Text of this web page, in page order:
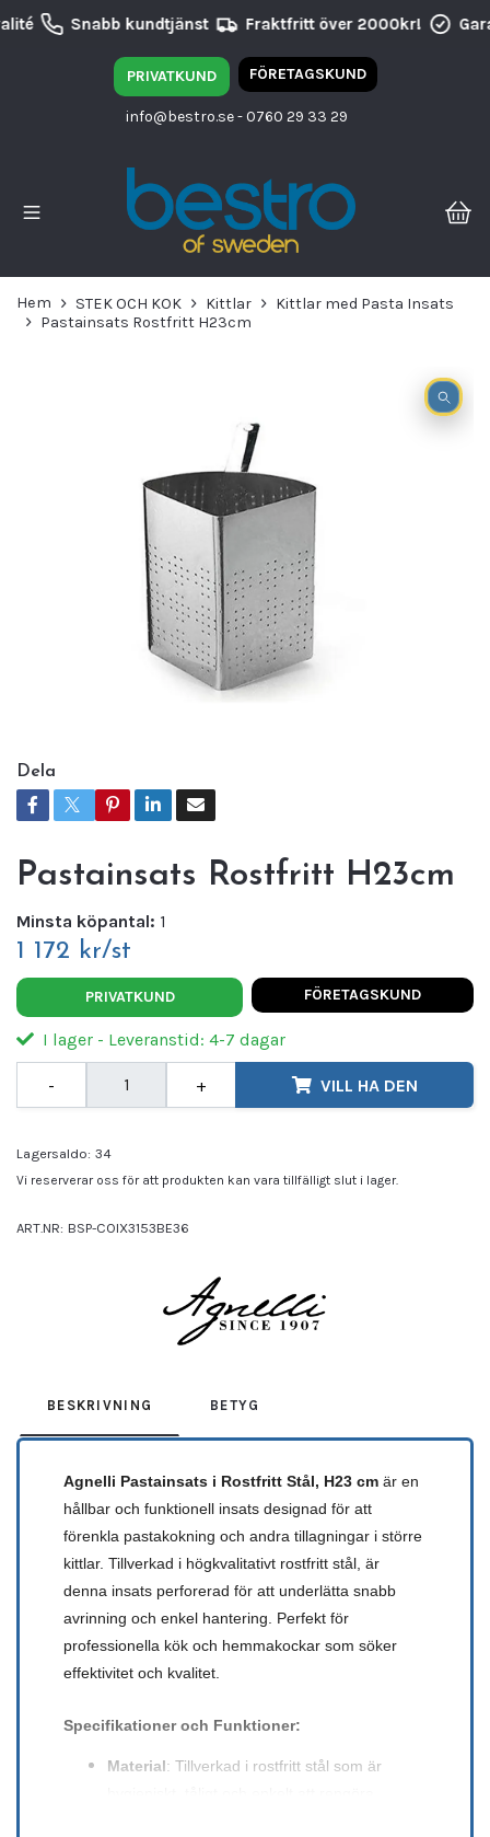
Snabb kundtjänst Fraktfritt över 2000kr!
PRIVATKUND FÖRETAGSKUND
info@bestro.se- 0760 29 33 29
Hem STEK OCH KOK Kittlar
Kittlar med Pasta Insats
Pastainsats Rostfritt H23cm
Dela
Pastainsats Rostfritt H23cm
Minsta köpantal: 1
1 172 kr/st
PRIVATKUND FÖRETAGSKUND
I lager - Leveranstid: 4-7 dagar
- + VILL HA DEN
Lagersaldo: 34
Vi reserverar oss för att produkten kan vara tillfälligt slut i lager.
ART.NR: BSP-COIX3153BE36
BESKRIVNING BETYG
Agnelli Pastainsats i Rostfritt Stål, H23 cm är en
hållbar och funktionell insats designad för att
förenkla pastakokning och andra tillagningar i större
kittlar. Tillverkad i högkvalitativt rostfritt stål, är
denna insats perforerad för att underlätta snabb
avrinning och enkel hantering. Perfekt för
professionella kök och hemmakockar som söker
effektivitet och kvalitet.
Specifikationer och Funktioner:
Material: Tillverkad i rostfritt stål som är